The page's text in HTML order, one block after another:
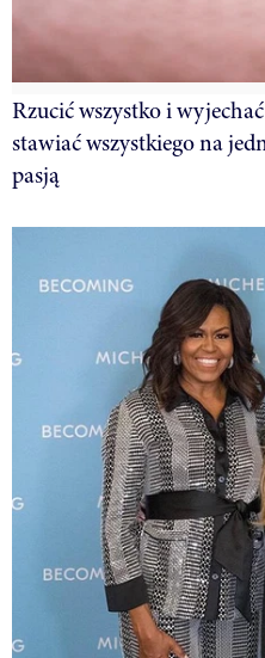
Rzucić wszystko i
stawiać wszystkiego na
pasją